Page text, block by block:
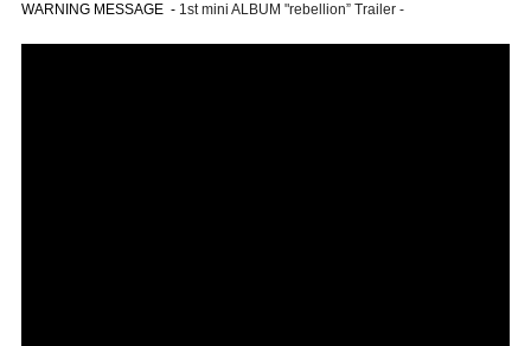
WARNING MESSAGE - 1st mini ALBUM "rebellion” Trailer -